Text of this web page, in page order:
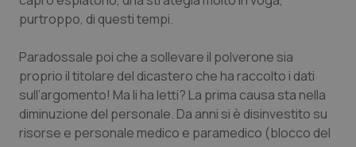
Tiroide
Tumore al seno
Tumore ovarico
purtroppo, di questi tempi.
Paradossale poi che a sollevare il polverone sia
proprio il titolare del dicastero che ha raccolto i dati
sull’argomento! Ma li ha letti? La prima causa sta nella
diminuzione del personale. Da anni si è disinvestito su
risorse e personale medico e paramedico (blocco del